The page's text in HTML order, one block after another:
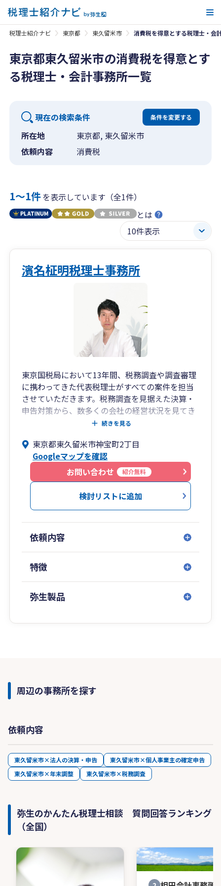
税理士紹介ナビ 東京都 東久留米市 消費税を得意とする税理士・会
東京都東久留米市の消費税を得意とす
る税理士・会計事務所一覧
現在の検索条件 条件を変更する
所在地
東京都, 東久留米市
依頼内容
消費税
1〜1件を表示しています（全1件）
とは
濱名柾明税理士事務所
東京国税局において13年間、税務調査や調査審理
に携わってきた代表税理士がすべての案件を担当
させていただきます。税務調査を見据えた決算・
申告対策から、数多くの会社の経営状況を見てき
た経験に基づく的確な経営助言サービスをご提供
続きを見る
東京都東久留米市神宝町2丁目
Googleマップを確認
お問い合わせ
紹介無料
検討リストに追加
依頼内容
特徴
弥生製品
周辺の事務所を探す
依頼内容
東久留米市×法人の決算・申告
東久留米市×個人事業主の確定申告
東久留米市×年末調整
東久留米市×税務調査
弥生のかんたん税理士相談 質問回答ランキング
（全国）